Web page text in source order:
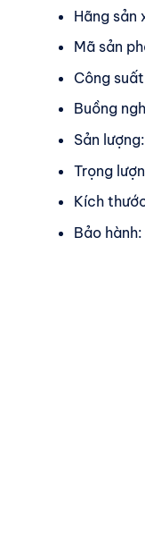
Hãng sản
Mã sản
Công
Buồng
Sản
Trọng
Kích
Bảo